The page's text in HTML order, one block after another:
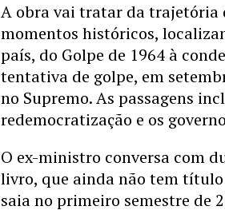
A obra vai tratar da trajetória
momentos históricos,
país, do Golpe de 1964 à
tentativa de golpe, em
no Supremo. As passagens
redemocratização e os
O ex-ministro conversa com
livro, que ainda não tem
saia no primeiro semestre de